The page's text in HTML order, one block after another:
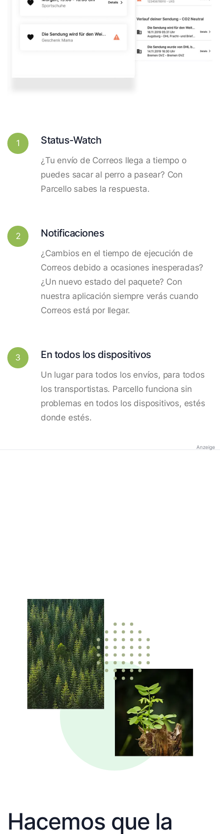
1 Status-Watch
¿Tu envío de Correos llega a tiempo o
puedes sacar al perro a pasear? Con
Parcello sabes la respuesta.
2 Notificaciones
¿Cambios en el tiempo de ejecución de
Correos debido a ocasiones inesperadas?
¿Un nuevo estado del paquete? Con
nuestra aplicación siempre verás cuando
Correos está por llegar.
3 En todos los dispositivos
Un lugar para todos los envíos, para todos
los transportistas. Parcello funciona sin
problemas en todos los dispositivos, estés
donde estés.
Anzeige
Hacemos que la